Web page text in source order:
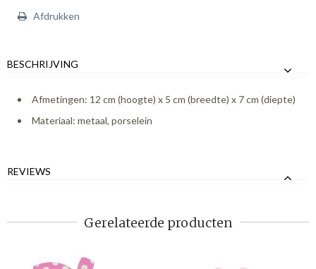
Afdrukken
BESCHRIJVING
Afmetingen: 12 cm (hoogte) x 5 cm (breedte) x 7 cm (diepte)
Materiaal: metaal, porselein
REVIEWS
Gerelateerde producten